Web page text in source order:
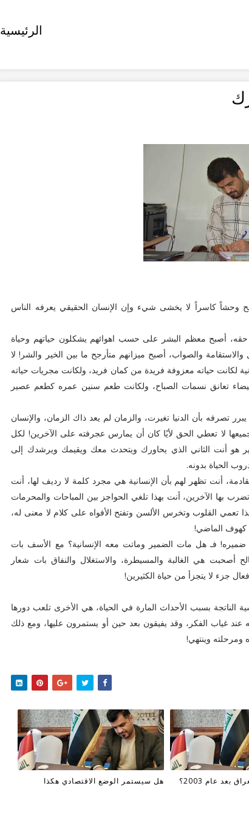
الرئيسية
وحشاً كاسراً لا يخشى شيء وإن الإنسان الحقيقي يعرفه الناس
حقه، أصبح معظم البشر على حسب اهوائهم يشكلون حياتهم وحياة
والصواب، أصبح ميزانهم متأرجح ما بين الخير والشر! لا
لكانت حياته معزوفة فريدة من كمان فريد، ولكانت مجريات حياته
تعانق نسمات الصباح، ولكانت طعم سنين عمره كطعم عصير
تصرفه بأن الدنيا تغيرت، والزمان لم يعد ذاك الزمان، والإنسان
لا تعطي الحق لأيًا كان أن يمارس عجرفته على الآخرين! لكل
هو أنت الثاني الذي يحاورك ويتحدث معك ويقيمك ويرشدك إلى
الحياة بدونه.
أنت تظهر لهم بأن الإنسانية هي مجرد كلمة لا رديف لها، أنت
بها الآخرين، أنت بهذا تلغي الحواجز بين المباحات والمحرمات
تعمي القلوب وتخرس الألسن وتفتح الأفواه على كلام لا معنى له،
كهوف الماضي!
فـ هل مات الضمير وماتت معه الإنسانية؟ مع الأسف بات
أصحبت هي الغالبة والمسيطرة، والاستغلال والنفاق بات شعار
جزء لا يتجزأ من حياة الكثيرين!
الناتجة بسبب الأحداث المارة في الحياة، هي الأخرى تلعب دورها
غياب الفكر، وقد يفيقون بعد حين أو يستمرون عليها، ومع ذلك
وينتهي!
بعد عام 2003؟ هل سيستمر الوضع الاقتصادي هكذا